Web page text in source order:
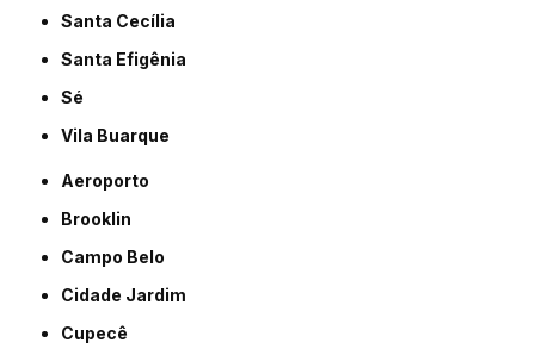
Santa Cecília
Santa Efigênia
Sé
Vila Buarque
Aeroporto
Brooklin
Campo Belo
Cidade Jardim
Cupecê